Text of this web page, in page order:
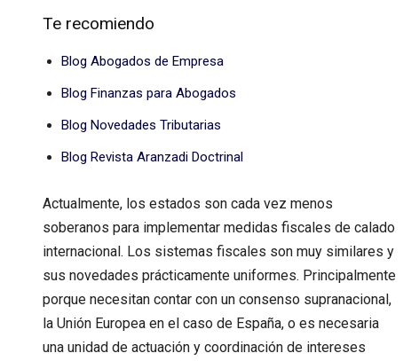
Te recomiendo
Blog Abogados de Empresa
Blog Finanzas para Abogados
Blog Novedades Tributarias
Blog Revista Aranzadi Doctrinal
Actualmente, los estados son cada vez menos
soberanos para implementar medidas fiscales de calado
internacional. Los sistemas fiscales son muy similares y
sus novedades prácticamente uniformes. Principalmente
porque necesitan contar con un consenso supranacional,
la Unión Europea en el caso de España, o es necesaria
una unidad de actuación y coordinación de intereses